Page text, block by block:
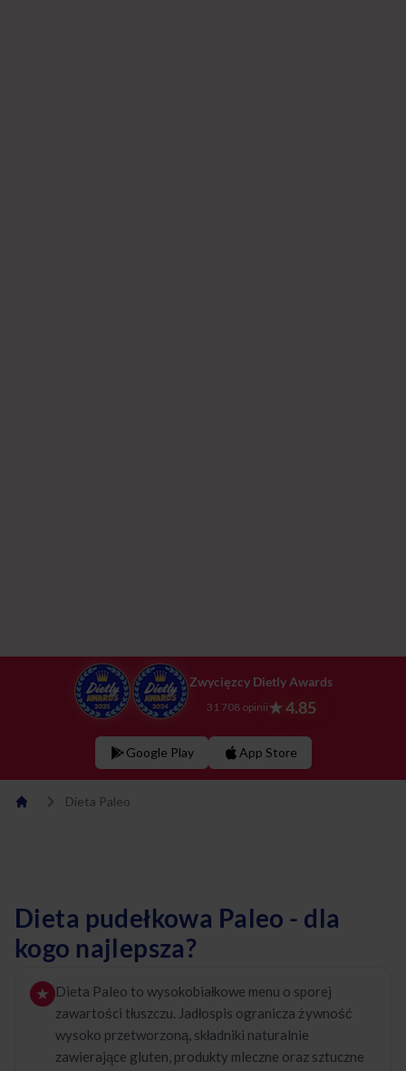
Zwycięzcy Dietly Awards
31 708 opinii★ 4.85
Google Play App Store
Dieta Paleo
Dieta pudełkowa Paleo - dla
kogo najlepsza?
Dieta Paleo to wysokobiałkowe menu o sporej
zawartości tłuszczu. Jadłospis ogranicza żywność
wysoko przetworzoną, składniki naturalnie
zawierające gluten, produkty mleczne oraz sztuczne